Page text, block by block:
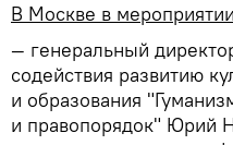
В Москве в
— генеральный
содействия развитию
и образования
и правопорядок" Юрий